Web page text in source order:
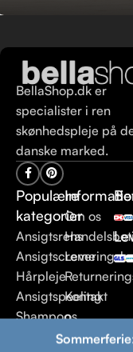
BellaShop.dk er
specialister i ren
skønhedspleje på
danske marked.
Populære
kategorier
Ansigtsrens
Ansigtscreme
Hårpleje
Ansigtspeeling
Shampoo
Om os
Kontakt
os